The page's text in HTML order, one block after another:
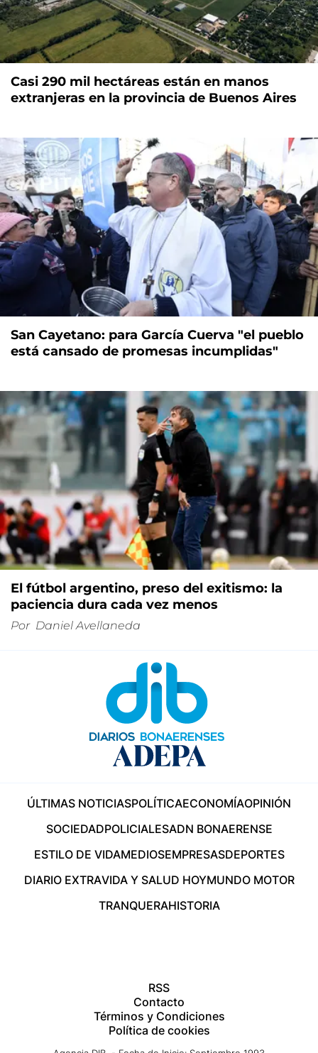
Casi 290 mil hectáreas están en manos
extranjeras en la provincia de Buenos Aires
San Cayetano: para García Cuerva "el pueblo
está cansado de promesas incumplidas"
El fútbol argentino, preso del exitismo: la
paciencia dura cada vez menos
Por Daniel Avellaneda
ÚLTIMAS NOTICIASPOLÍTICAECONOMÍAOPINIÓN
SOCIEDADPOLICIALESADN BONAERENSE
ESTILO DE VIDAMEDIOSEMPRESASDEPORTES
DIARIO EXTRAVIDA Y SALUD HOYMUNDO MOTOR
TRANQUERAHISTORIA
RSS
Contacto
Términos y Condiciones
Política de cookies